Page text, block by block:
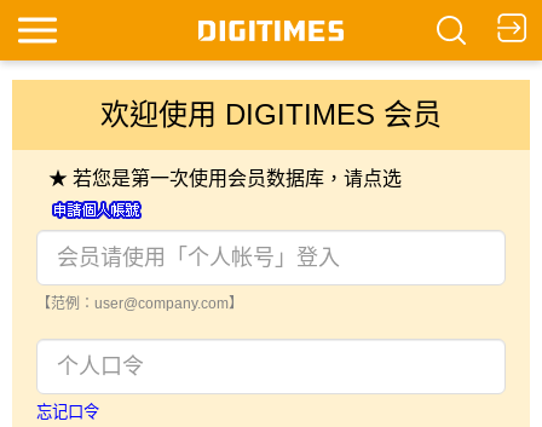
欢迎使用 DIGITIMES 会员
★ 若您是第一次使用会员数据库，请点选
【范例：user@company.com】
忘记口令